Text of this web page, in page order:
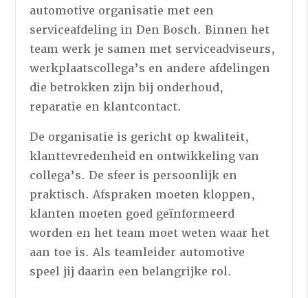
automotive organisatie met een
serviceafdeling in Den Bosch. Binnen het
team werk je samen met serviceadviseurs,
werkplaatscollega’s en andere afdelingen
die betrokken zijn bij onderhoud,
reparatie en klantcontact.
De organisatie is gericht op kwaliteit,
klanttevredenheid en ontwikkeling van
collega’s. De sfeer is persoonlijk en
praktisch. Afspraken moeten kloppen,
klanten moeten goed geïnformeerd
worden en het team moet weten waar het
aan toe is. Als teamleider automotive
speel jij daarin een belangrijke rol.